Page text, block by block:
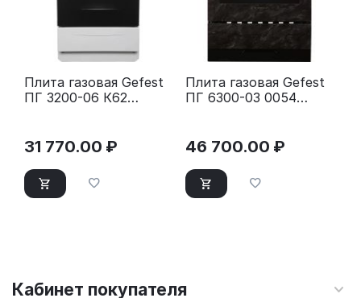
Плита газовая Gefest
ПГ 3200-06 К62
31 770.00 ₽
Плита газовая Gefest
ПГ 6300-03 0054
46 700.00 ₽
Кабинет покупателя